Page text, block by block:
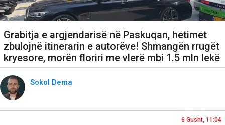
Grabitja e argjendarisë në Paskuqan, hetimet
zbulojnë itinerarin e autorëve! Shmangën rrugët
kryesore, morën floriri me vlerë mbi 1.5 mln lekë
Sokol Dema
6 Gusht, 11:04